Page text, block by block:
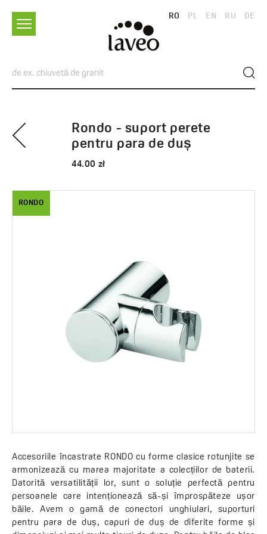
RO PL EN RU DE
Rondo - suport perete
pentru para de duș
44.00 zł
RONDO
Accesoriile încastrate RONDO cu forme clasice rotunjite se
armonizează cu marea majoritate a colecțiilor de baterii.
Datorită versatilității lor, sunt o soluție perfectă pentru
persoanele care intenționează să-și împrospăteze ușor
băile. Avem o gamă de conectori unghiulari, suporturi
pentru para de duș, capuri de duș de diferite forme și